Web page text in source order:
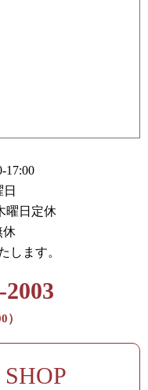
17:00
曜日定休
休
します。
2003
）